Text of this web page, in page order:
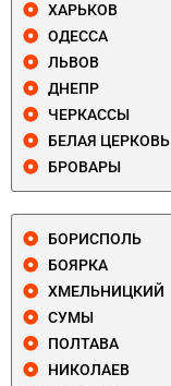
ХАРЬКОВ
ОДЕССА
ЛЬВОВ
ДНЕПР
ЧЕРКАССЫ
БЕЛАЯ ЦЕРКОВЬ
БРОВАРЫ
БОРИСПОЛЬ
БОЯРКА
ХМЕЛЬНИЦКИЙ
СУМЫ
ПОЛТАВА
НИКОЛАЕВ